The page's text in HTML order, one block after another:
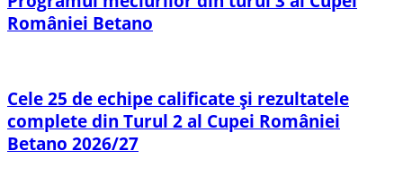
României Betano
Cele 25 de echipe calificate și rezultatele
complete din Turul 2 al Cupei României
Betano 2026/27